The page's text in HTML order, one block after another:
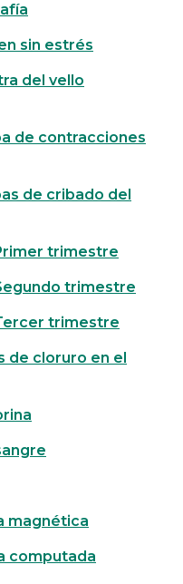
sin estrés
del vello
de contracciones
de cribado del
trimestre
trimestre
trimestre
de cloruro en el
magnética
computada